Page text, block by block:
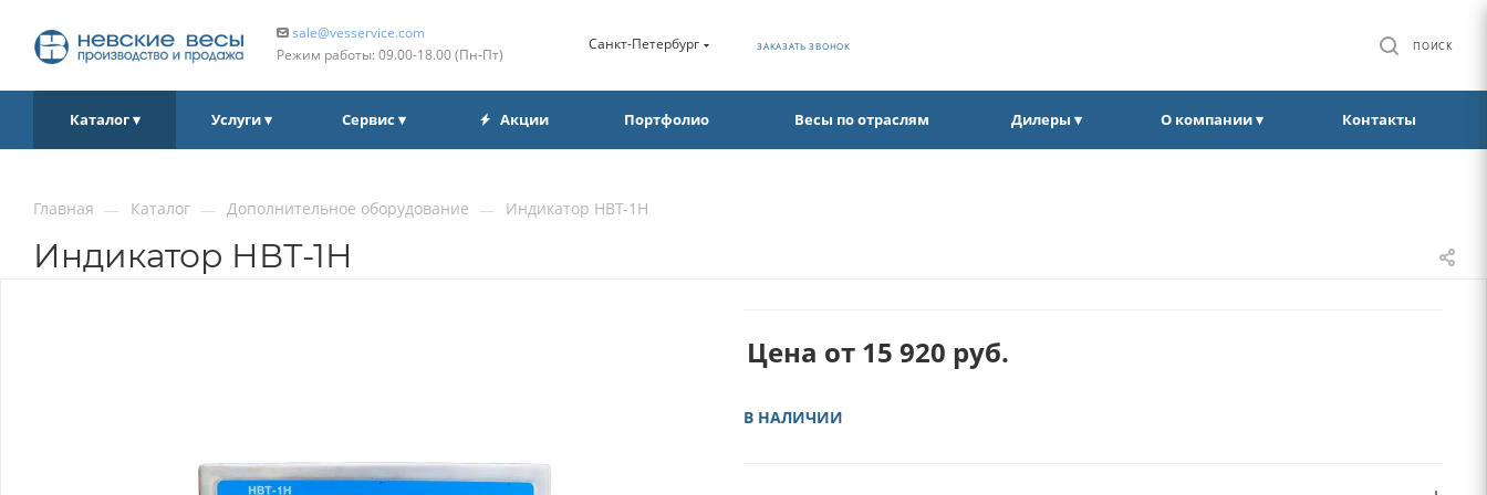
sale@vesservice.com
Режим работы: 09.00‑18.00 (Пн‑Пт)
Санкт-Петербург ЗАКАЗАТЬ ЗВОНОК ПОИСК
Каталог ▾ Услуги ▾ Сервис ▾ Акции Портфолио Весы по отраслям Дилеры ▾ О компании ▾ Контакты
Главная — Каталог — Дополнительное оборудование — Индикатор НВТ-1Н
Индикатор НВТ-1Н
Цена от 15 920 руб.
В НАЛИЧИИ